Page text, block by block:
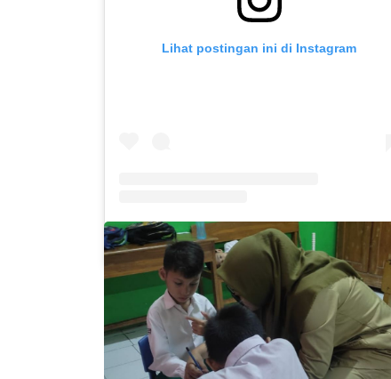
Lihat postingan ini di Instagram